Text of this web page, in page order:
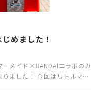
めました！
ーメイド×BANDAIコラボのガ
ました！ 今回はリトルマー